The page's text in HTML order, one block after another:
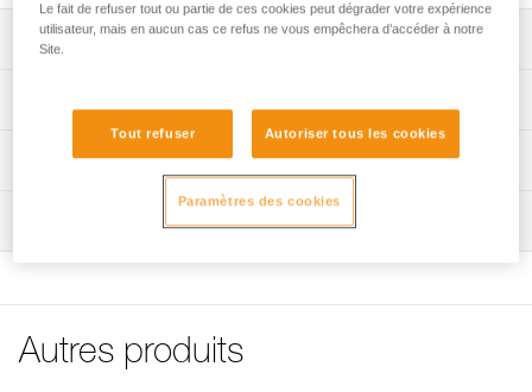
Descriptif
risque de le perdre.
Uniquement compatible avec le connecteur VERTIGO
TWIST-LOCK (M40A RLA).
Spécifications référence(s)
Informations techniques
Télécharger le pdf technical-notice-CAPTIVO-1
Autres produits
Le fait de refuser tout ou partie de ces cookies peut dégrader votre expérience
utilisateur, mais en aucun cas ce refus ne vous empêchera d’accéder à notre
Site.
Tout refuser Autoriser tous les cookies
Paramètres des cookies